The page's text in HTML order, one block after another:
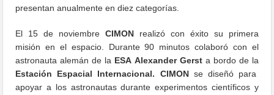
presentan anualmente en diez categorías.
El 15 de noviembreCIMON realizó con éxito su primera
misión en el espacio. Durante 90 minutos colaboró con el
astronauta alemán de la ESA Alexander Gersta bordo de la
Estación Espacial Internacional.
CIMONse diseñó para
apoyar a los astronautas durante experimentos científicos y